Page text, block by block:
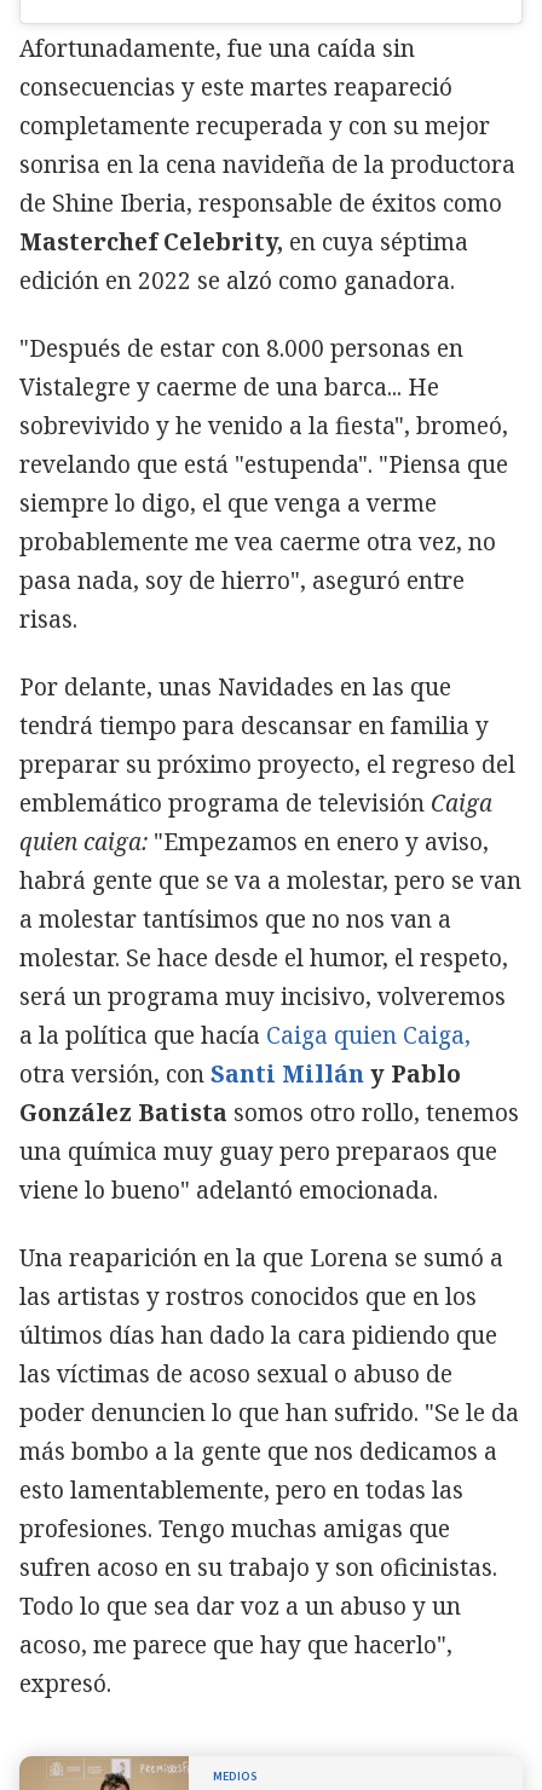
Afortunadamente, fue una caída sin
consecuencias y este martes reapareció
completamente recuperada y con su mejor
sonrisa en la cena navideña de la productora
de Shine Iberia, responsable de éxitos como
Masterchef Celebrity, en cuya séptima
edición en 2022 se alzó como ganadora.
"Después de estar con 8.000 personas en
Vistalegre y caerme de una barca... He
sobrevivido y he venido a la fiesta", bromeó,
revelando que está "estupenda". "Piensa que
siempre lo digo, el que venga a verme
probablemente me vea caerme otra vez, no
pasa nada, soy de hierro", aseguró entre
risas.
Por delante, unas Navidades en las que
tendrá tiempo para descansar en familia y
preparar su próximo proyecto, el regreso del
emblemático programa de televisión Caiga
quien caiga: "Empezamos en enero y aviso,
habrá gente que se va a molestar, pero se van
a molestar tantísimos que no nos van a
molestar. Se hace desde el humor, el respeto,
será un programa muy incisivo, volveremos
a la política que hacía Caiga quien Caiga,
otra versión, conSanti Millány Pablo
González Batista somos otro rollo, tenemos
una química muy guay pero preparaos que
viene lo bueno" adelantó emocionada.
Una reaparición en la que Lorena se sumó a
las artistas y rostros conocidos que en los
últimos días han dado la cara pidiendo que
las víctimas de acoso sexual o abuso de
poder denuncien lo que han sufrido. "Se le da
más bombo a la gente que nos dedicamos a
esto lamentablemente, pero en todas las
profesiones. Tengo muchas amigas que
sufren acoso en su trabajo y son oficinistas.
Todo lo que sea dar voz a un abuso y un
acoso, me parece que hay que hacerlo",
expresó.
MEDIOS